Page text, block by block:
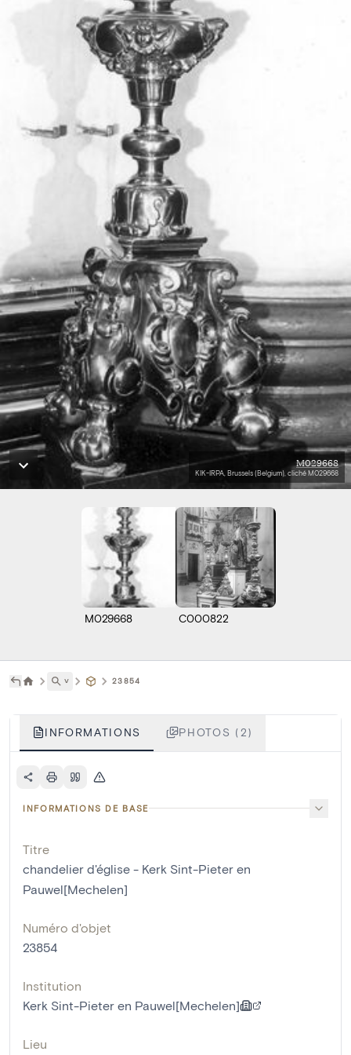
M029668
KIK-IRPA, Brussels (Belgium), cliché M029668
M029668 C000822
˅ 23854
INFORMATIONS PHOTOS (2)
INFORMATIONS DE BASE
Titre
chandelier d'église - Kerk Sint-Pieter en
Pauwel[Mechelen]
Numéro d'objet
23854
Institution
Kerk Sint-Pieter en Pauwel[Mechelen]
Lieu